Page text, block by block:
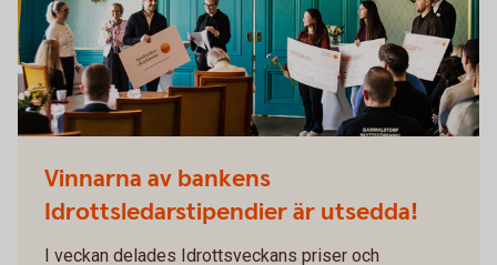
Vinnarna av bankens
Idrottsledarstipendier är utsedda!
I veckan delades Idrottsveckans priser och